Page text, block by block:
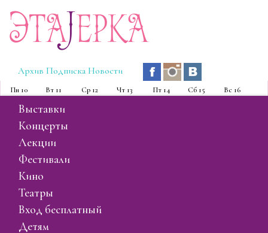
ЭтаJерка
Архив Подписка Новости
Пн 10 Вт 11 Ср 12 Чт 13 Пт 14 Сб 15 Вс 16
выставки
концерты
лекции
фестивали
кино
театры
вход бесплатный
детям